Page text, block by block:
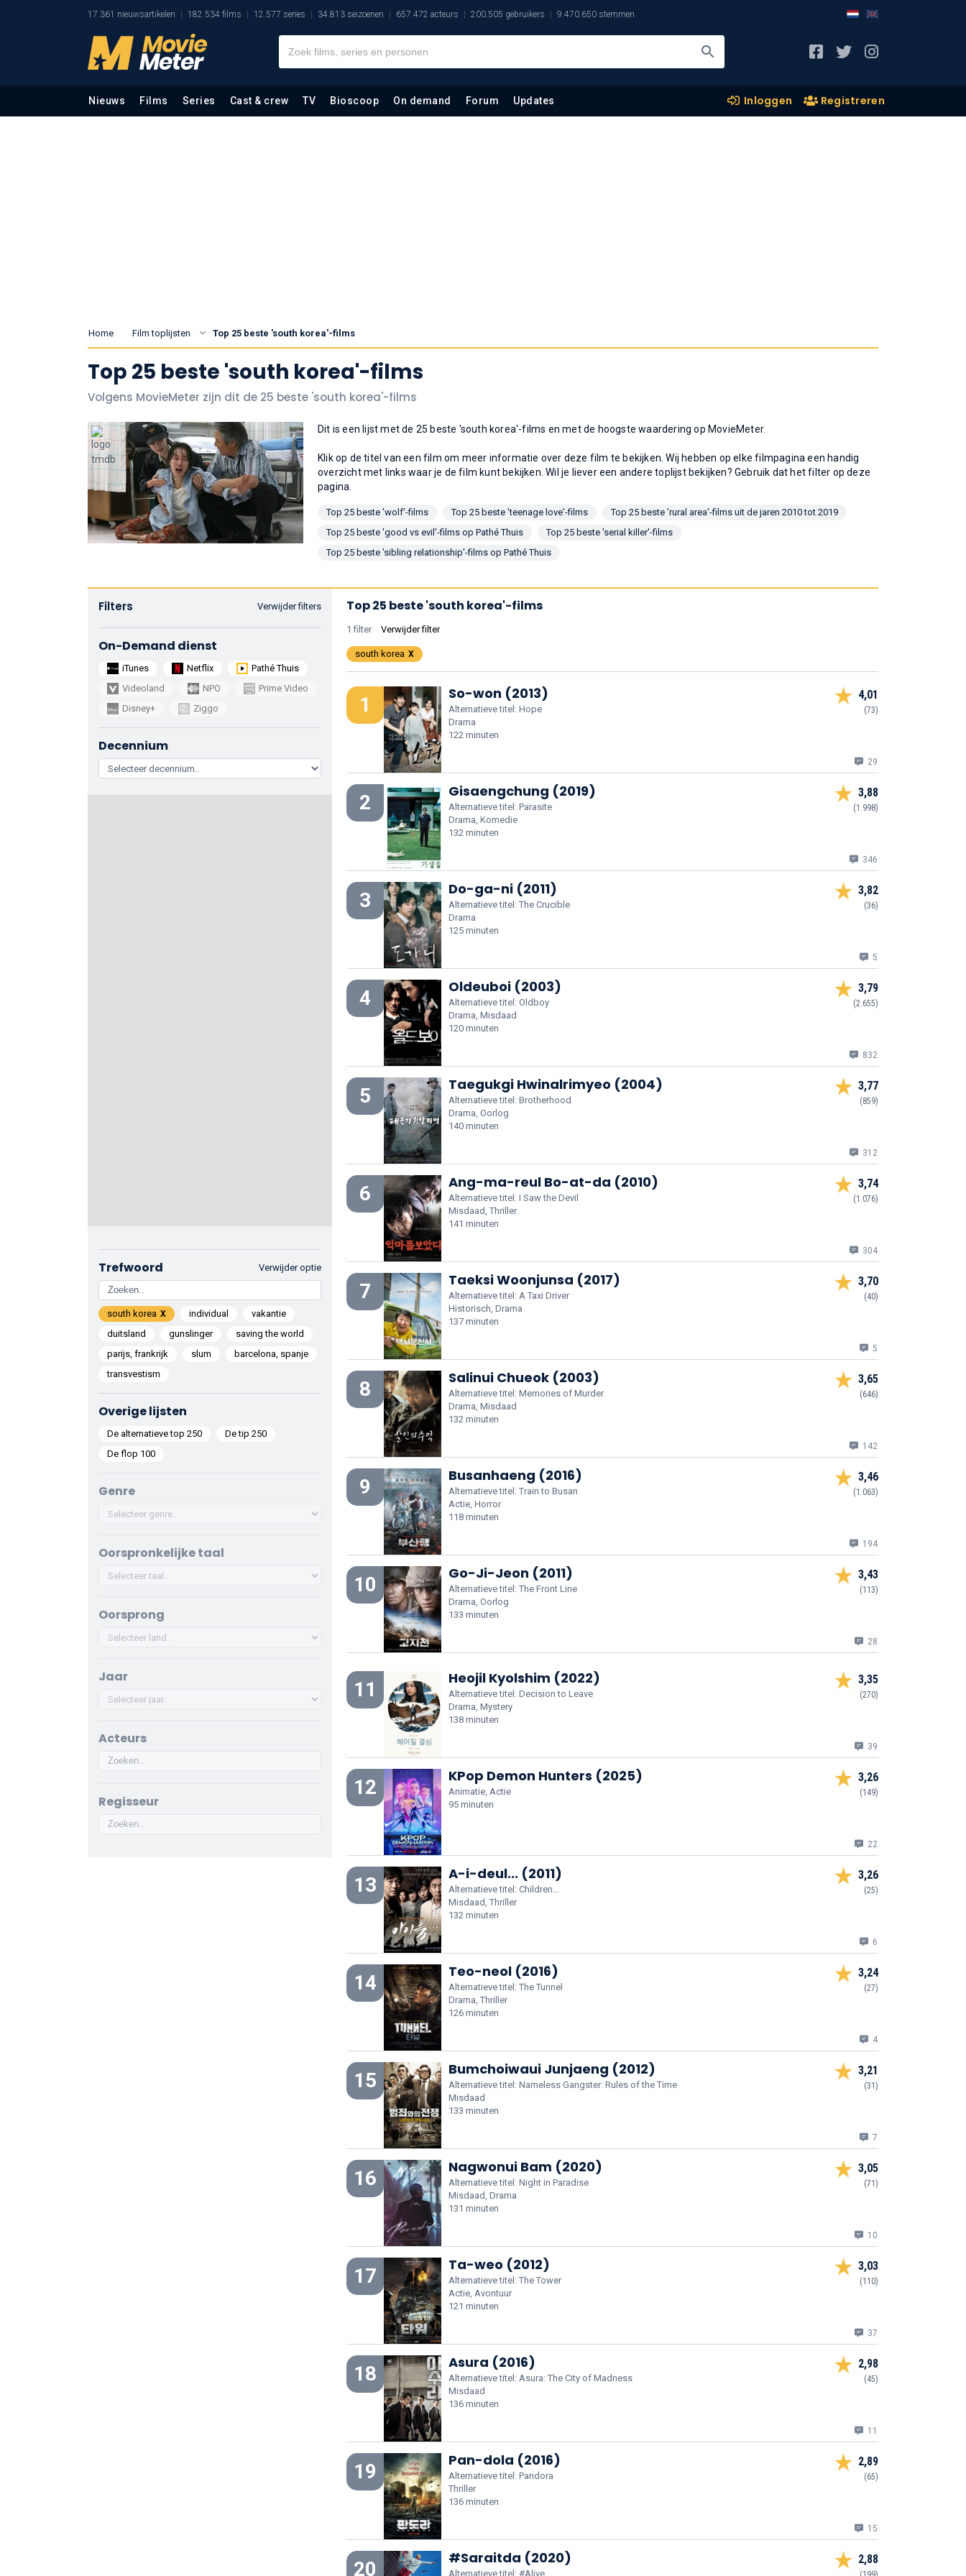
17.361 nieuwsartikelen 182.534 films 12.577 series 34.813 seizoenen 657.472 acteurs 200.505 gebruikers 9.470.650 stemmen
Nieuws Films Series Cast & crew TV Bioscoop On demand Forum Updates Inloggen Registreren
Home Film toplijsten Top 25 beste 'south korea'-films
Top 25 beste 'south korea'-films
Volgens MovieMeter zijn dit de 25 beste 'south korea'-films
Dit is een lijst met de 25 beste 'south korea'-films en met de hoogste waardering op MovieMeter.
Klik op de titel van een film om meer informatie over deze film te bekijken. Wij hebben op elke filmpagina een handig
overzicht met links waar je de film kunt bekijken. Wil je liever een andere toplijst bekijken? Gebruik dat het filter op deze
pagina.
Top 25 beste 'wolf'-films Top 25 beste 'teenage love'-films
Top 25 beste 'rural area'-films uit de jaren 2010 tot 2019
Top 25 beste 'good vs evil'-films op Pathé Thuis
Top 25 beste 'serial killer'-films
Top 25 beste 'sibling relationship'-films op Pathé Thuis
Verwijder filters
Filters
On-Demand dienst
iTunes Netflix
Pathé Thuis
Videoland
NPO
Prime Video
Disney+
Ziggo
Genre
Oorspronkelijke taal
Oorsprong
Jaar
Decennium
Verwijder optie
Trefwoord
south korea individual
vakantie
duitsland
gunslinger
saving the world
parijs, frankrijk
slum
barcelona, spanje
transvestism
Acteurs
Regisseur
Overige lijsten
De alternatieve top 250
De tip 250
De flop 100
Top 25 beste 'south korea'-films
1 filter Verwijder filter
south korea
1 So-won (2013)
Alternatieve titel: Hope
Drama
122 minuten
4,01
(73)
29
2 Gisaengchung (2019)
Alternatieve titel: Parasite
Drama, Komedie
132 minuten
3,88
(1.998)
346
3 Do-ga-ni (2011)
Alternatieve titel: The Crucible
Drama
125 minuten
3,82
(36)
5
4 Oldeuboi (2003)
Alternatieve titel: Oldboy
Drama, Misdaad
120 minuten
3,79
(2.655)
832
5 Taegukgi Hwinalrimyeo (2004)
Alternatieve titel: Brotherhood
Drama, Oorlog
140 minuten
3,77
(859)
312
6 Ang-ma-reul Bo-at-da (2010)
Alternatieve titel: I Saw the Devil
Misdaad, Thriller
141 minuten
3,74
(1.076)
304
7 Taeksi Woonjunsa (2017)
Alternatieve titel: A Taxi Driver
Historisch, Drama
137 minuten
3,70
(40)
5
8 Salinui Chueok (2003)
Alternatieve titel: Memories of Murder
Drama, Misdaad
132 minuten
3,65
(646)
142
9 Busanhaeng (2016)
Alternatieve titel: Train to Busan
Actie, Horror
118 minuten
3,46
(1.063)
194
10 Go-Ji-Jeon (2011)
Alternatieve titel: The Front Line
Drama, Oorlog
133 minuten
3,43
(113)
28
11 Heojil Kyolshim (2022)
Alternatieve titel: Decision to Leave
Drama, Mystery
138 minuten
3,35
(270)
39
12 KPop Demon Hunters (2025)
Animatie, Actie
95 minuten
3,26
(149)
22
13 A-i-deul... (2011)
Alternatieve titel: Children...
Misdaad, Thriller
132 minuten
3,26
(25)
6
14 Teo-neol (2016)
Alternatieve titel: The Tunnel
Drama, Thriller
126 minuten
3,24
(27)
4
15 Bumchoiwaui Junjaeng (2012)
Alternatieve titel: Nameless Gangster: Rules of the Time
Misdaad
133 minuten
3,21
(31)
7
16 Nagwonui Bam (2020)
Alternatieve titel: Night in Paradise
Misdaad, Drama
131 minuten
3,05
(71)
10
17 Ta-weo (2012)
Alternatieve titel: The Tower
Actie, Avontuur
121 minuten
3,03
(110)
37
18 Asura (2016)
Alternatieve titel: Asura: The City of Madness
Misdaad
136 minuten
2,98
(45)
11
19 Pan-dola (2016)
Alternatieve titel: Pandora
Thriller
136 minuten
2,89
(65)
15
20 #Saraitda (2020)
Alternatieve titel: #Alive
2,88